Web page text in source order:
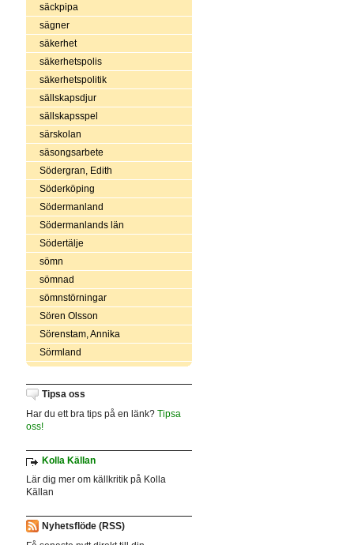
säckpipa
sägner
säkerhet
säkerhetspolis
säkerhetspolitik
sällskapsdjur
sällskapsspel
särskolan
säsongsarbete
Södergran, Edith
Söderköping
Södermanland
Södermanlands län
Södertälje
sömn
sömnad
sömnstörningar
Sören Olsson
Sörenstam, Annika
Sörmland
Tipsa oss
Har du ett bra tips på en länk? Tipsa
oss!
Kolla Källan
Lär dig mer om källkritik på Kolla
Källan
Nyhetsflöde (RSS)